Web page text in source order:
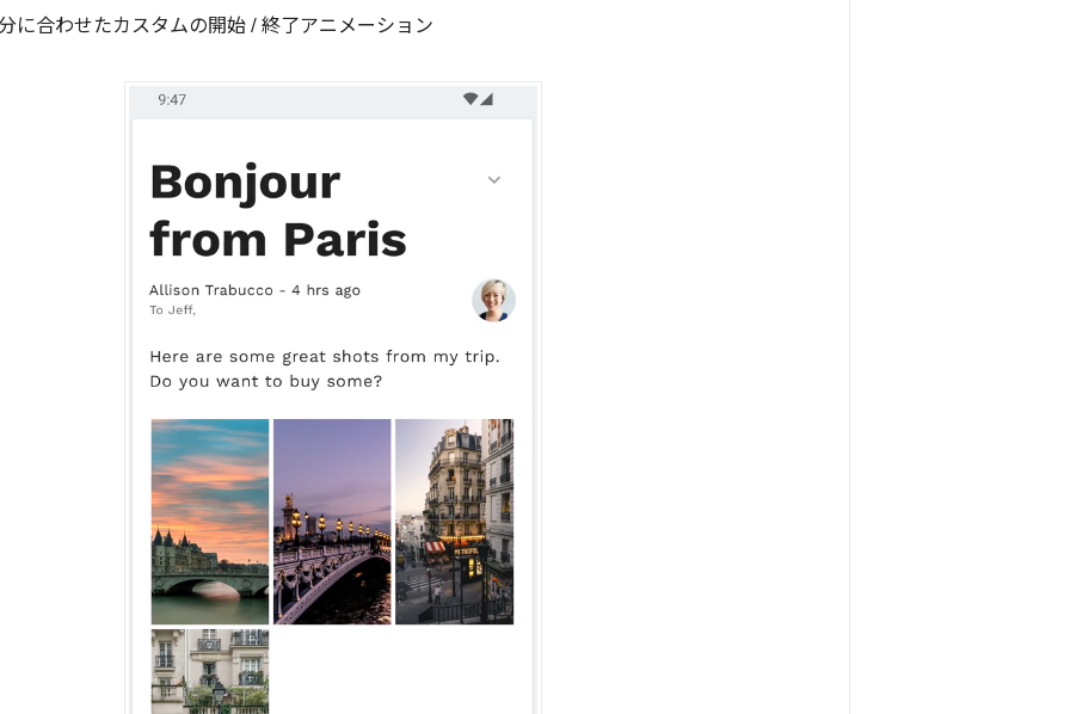
に合わせたカスタムの開始 / 終了アニメーション